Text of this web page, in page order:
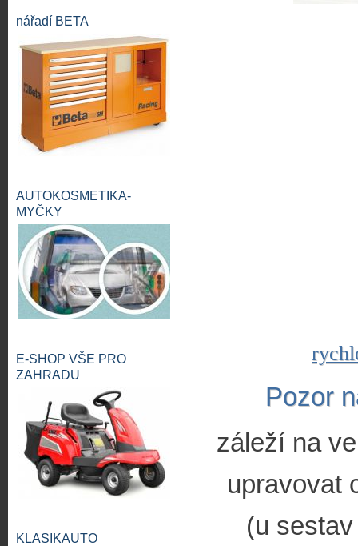
Pozor
záleží na
upravovat
(u
nářadí BETA
AUTOKOSMETIKA-
MYČKY
E-SHOP VŠE PRO
ZAHRADU
KLASIKAUTO